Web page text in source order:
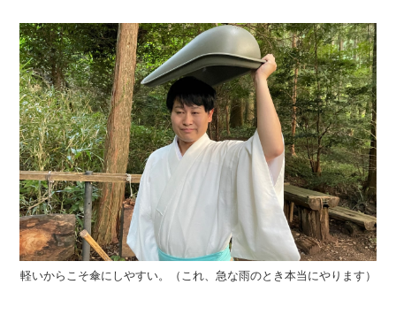
軽いからこそ傘にしやすい。（これ、急な雨のとき本当にやります）